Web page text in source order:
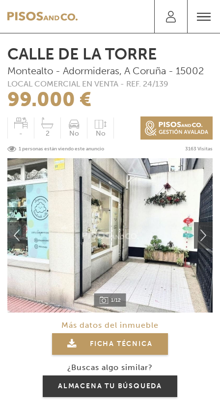
CALLE DE LA TORRE
Montealto - Adormideras, A Coruña - 15002
LOCAL COMERCIAL EN VENTA - REF. 24/139
99.000 €
- 2 No No
1 personas están viendo este anuncio 3163 Visitas
1/12
Más datos del inmueble
FICHA TÉCNICA
¿Buscas algo similar?
ALMACENA TU BÚSQUEDA